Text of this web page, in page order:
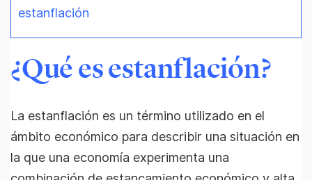
estanflación
¿Qué es estanflación?
La estanflación es un término utilizado en el
ámbito económico para describir una situación en
la que una economía experimenta una